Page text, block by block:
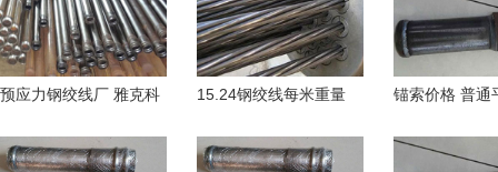
预应力钢绞线厂 雅克科
15.24钢绞线每米重量
锚索价格 普通